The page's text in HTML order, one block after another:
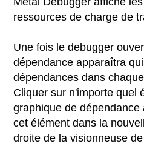
ressources de charge de
Une fois le debugger
dépendance apparaîtra
dépendances dans
Cliquer sur n'importe quel
graphique de
cet élément dans la
droite de la visionneuse